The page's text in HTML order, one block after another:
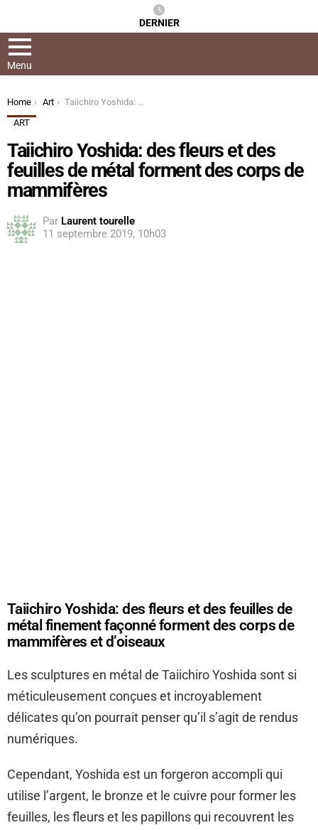
DERNIER
Menu
You are here:
Home Art
Taiichiro Yoshida: des fleurs et des feuilles de métal forment des corps de mammifères
ART
Taiichiro Yoshida: des fleurs et des
feuilles de métal forment des corps de
mammifères
Par Laurent tourelle
11 septembre 2019, 10h03
Taiichiro Yoshida: des fleurs et des feuilles de
métal finement façonné forment des corps de
mammifères et d’oiseaux
Les sculptures en métal de Taiichiro Yoshida sont si
méticuleusement conçues et incroyablement
délicates qu’on pourrait penser qu’il s’agit de rendus
numériques.
Cependant, Yoshida est un forgeron accompli qui
utilise l’argent, le bronze et le cuivre pour former les
feuilles, les fleurs et les papillons qui recouvrent les